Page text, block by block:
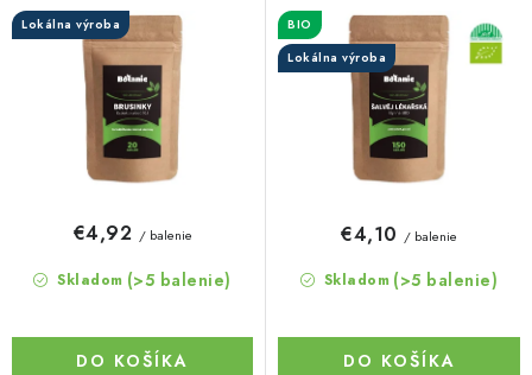
d
u
r
o
Lokálna výroba
Skladom (>5 balenie)
€4,92 / balenie
DO KOŠÍKA
BIO
Lokálna výroba
Skladom (>5 balenie)
€4,10 / balenie
DO KOŠÍKA